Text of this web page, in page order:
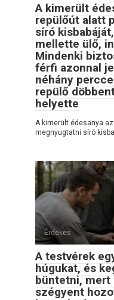
A kimerült
repülőút alatt
síró
mellette ülő,
Mindenki
férfi azonnal
néhány
repülő
helyette
A kimerült édesanya
megnyugtatni síró
Érdekes
A testvérek
húgukat, és
büntetni, mert
szégyent